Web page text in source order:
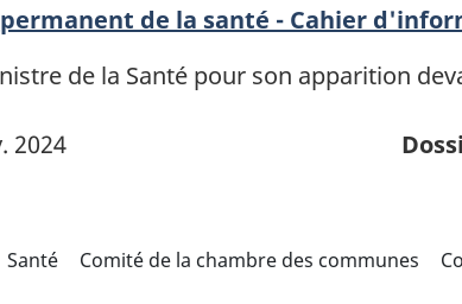
permanent de la santé - Cahier
de la Santé pour son apparition
2024
Santé Comité de la chambre des communes